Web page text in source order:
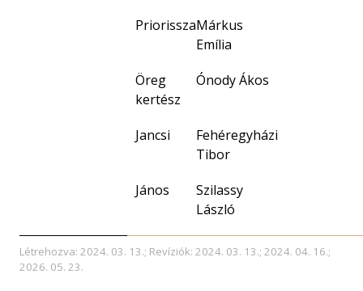
PriorisszaMárkus
Emília
Öreg
kertész
Ónody Ákos
Jancsi
Fehéregyházi
Tibor
János
Szilassy
László
Létrehozva: 2024. 03. 13.; Revíziók: 2024. 03. 13.; 2024. 04. 16.;
2026. 05. 23.